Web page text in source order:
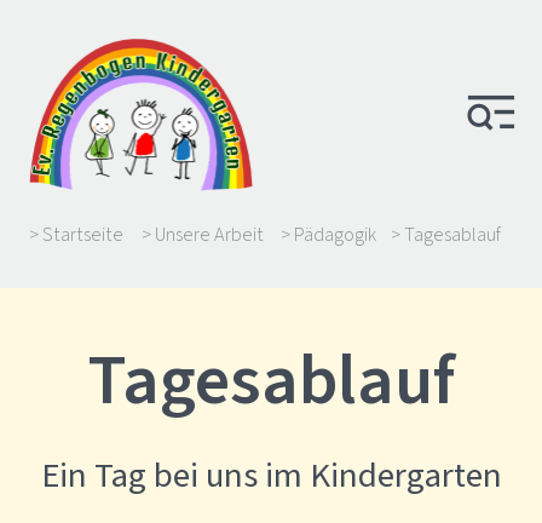
> Startseite > Unsere Arbeit > Pädagogik > Tagesablauf
Tagesablauf
Ein Tag bei uns im Kindergarten